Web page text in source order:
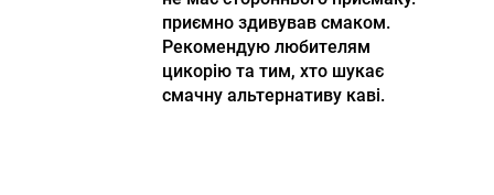
приємно здивував смаком.
Рекомендую любителям
цикорію та тим, хто шукає
смачну альтернативу каві.